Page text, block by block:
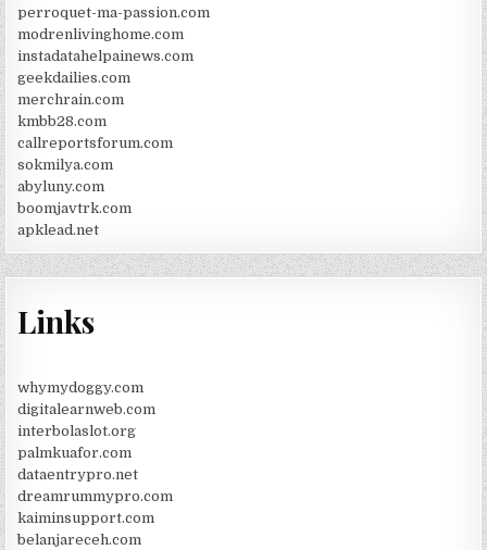
perroquet-ma-passion.com
modrenlivinghome.com
instadatahelpainews.com
geekdailies.com
merchrain.com
kmbb28.com
callreportsforum.com
sokmilya.com
abyluny.com
boomjavtrk.com
apklead.net
Links
whymydoggy.com
digitalearnweb.com
interbolaslot.org
palmkuafor.com
dataentrypro.net
dreamrummypro.com
kaiminsupport.com
belanjareceh.com